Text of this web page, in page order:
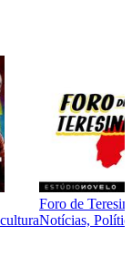
Foro de
Notícias,